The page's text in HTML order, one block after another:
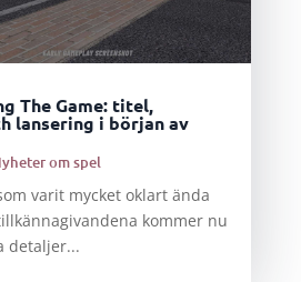
The Game: titel,
lansering i början av
om spel
varit mycket oklart ända
kommer nu
detaljer...